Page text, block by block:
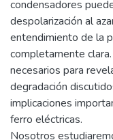
condensadores
despolarización al
entendimiento de la
completamente
necesarios para
degradación
implicaciones
ferro eléctricas.
Nosotros